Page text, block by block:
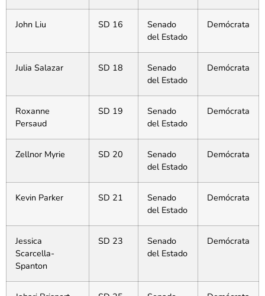
John Liu SD 16
Senado
del Estado
Demócrata
Julia Salazar SD 18
Senado
del Estado
Demócrata
Roxanne
Persaud
SD 19
Senado
del Estado
Demócrata
Zellnor Myrie SD 20
Senado
del Estado
Demócrata
Kevin Parker SD 21
Senado
del Estado
Demócrata
Jessica
Scarcella-
Spanton
SD 23
Senado
del Estado
Demócrata